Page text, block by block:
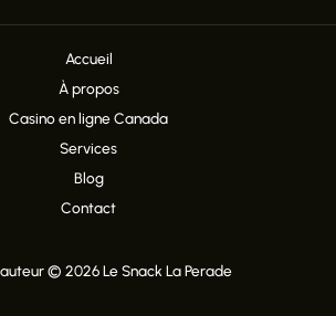
Accueil
À propos
Casino en ligne Canada
Services
Blog
Contact
© 2026 Le Snack La Perade